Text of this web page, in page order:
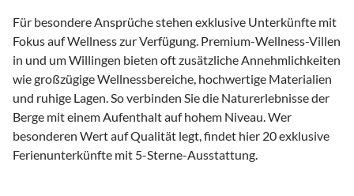
Für besondere Ansprüche stehen exklusive Unterkünfte mit
Fokus auf Wellness zur Verfügung. Premium-Wellness-Villen
in und um Willingen bieten oft zusätzliche Annehmlichkeiten
wie großzügige Wellnessbereiche, hochwertige Materialien
und ruhige Lagen. So verbinden Sie die Naturerlebnisse der
Berge mit einem Aufenthalt auf hohem Niveau. Wer
besonderen Wert auf Qualität legt, findet hier 20 exklusive
Ferienunterkünfte mit 5-Sterne-Ausstattung.